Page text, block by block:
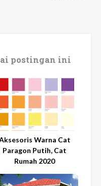
postingan ini
Warna Cat
Paragon Putih, Cat
Rumah 2020